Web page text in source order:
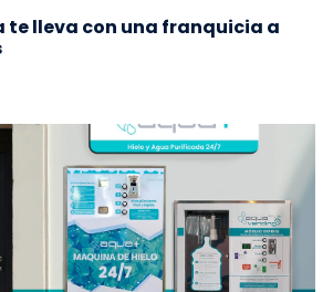
te lleva con una franquicia a